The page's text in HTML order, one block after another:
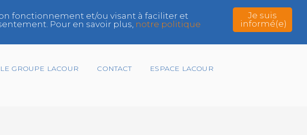
Je suis
informé(e)
fonctionnement et/ou visant à faciliter et
Pour en savoir plus, notre politique
LE GROUPE LACOUR CONTACT ESPACE LACOUR